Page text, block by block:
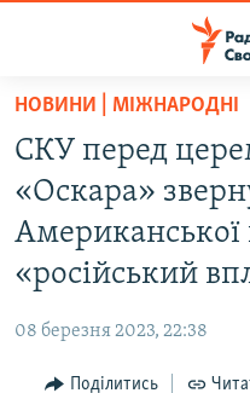
Перейти
основного
матеріалу
Перейти
до
основної
Перейти
ВСЕ ЗА ДОБУ
СТАТТІ
ПОЛІТИКА
СУСПІЛЬСТВО
ДОНБАС.РЕАЛІЇ
НОВИНИ | МІЖНАРОДНІ
СКУ перед
«Оскара»
Американської
«російський
08 березня 2023, 22:38
Поділитись